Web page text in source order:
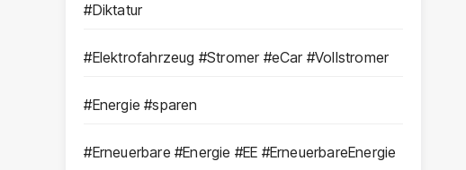
#Diktatur
#Elektrofahrzeug #Stromer #eCar #Vollstromer
#Energie #sparen
#Erneuerbare #Energie #EE #ErneuerbareEnergie